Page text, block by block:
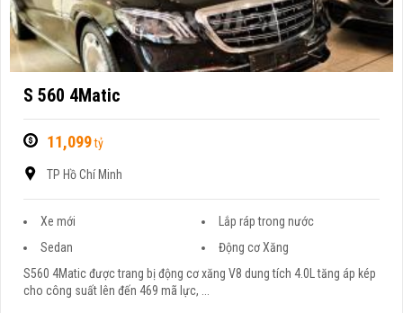
S 560 4Matic
11,099tỷ
TP Hồ Chí Minh
Xe mới
Lắp ráp trong nước
Sedan
Động cơ Xăng
S560 4Matic được trang bị động cơ xăng V8 dung tích 4.0L tăng áp kép
cho công suất lên đến 469 mã lực, ...